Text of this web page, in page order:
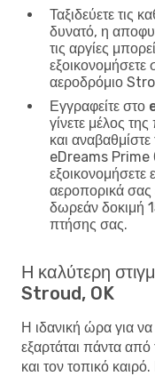
Ταξιδεύετε τις
δυνατό, η
τις αργίες
εξοικονομήσετε
αεροδρόμιο
Εγγραφείτε
γίνετε μέλος
και αναβαθμίστε
eDreams Prime
εξοικονομήσετε
αεροπορικά σας
δωρεάν δοκιμή
πτήσης σας.
Η καλύτερη
Stroud, OK
Η ιδανική ώρα για
εξαρτάται πάντα από
και τον τοπικό